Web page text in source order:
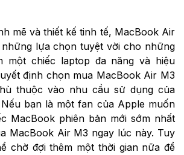
mẽ và thiết kế tinh tế, MacBook Air
lựa chọn tuyệt vời cho những
một chiếc laptop đa năng và hiệu
định chọn mua MacBook Air M3
thuộc vào nhu cầu sử dụng của
bạn là một fan của Apple muốn
MacBook phiên bản mới sớm nhất
MacBook Air M3 ngay lúc này. Tuy
chờ đợi thêm một thời gian nữa để